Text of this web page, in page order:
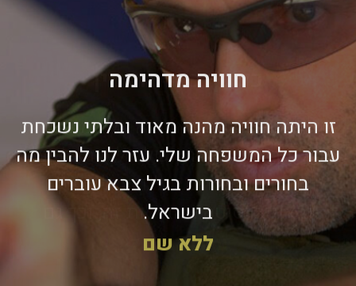
חוויה מדהימה
זו היתה חוויה מהנה מאוד ובלתי נשכחת
עבור כל המשפחה שלי. עזר לנו להבין מה
בחורים ובחורות בגיל צבא עוברים
בישראל.
ללא שם